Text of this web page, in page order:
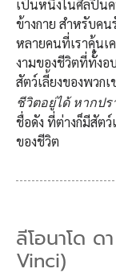
เป็นหนึ่งในศิลปินค
ข้างกาย สำหรับค
หลายคนที่เราคุ้นเ
งามของชีวิตที่ทั้งอ
สัตว์เลี้ยงของพวกเ
ชีวิตอยู่ได้ หากป
ชื่อดัง ที่ต่างก็มีสัต
ของชีวิต
ลีโอนาโด
Vinci)